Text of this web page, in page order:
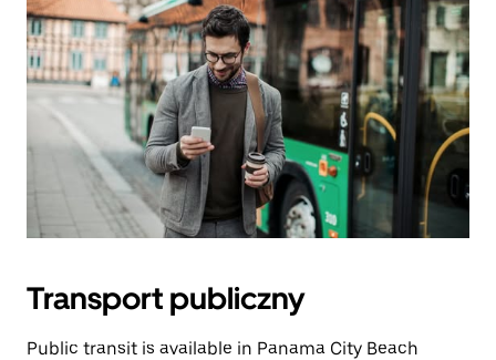
Transport publiczny
Public transit is available in Panama City Beach